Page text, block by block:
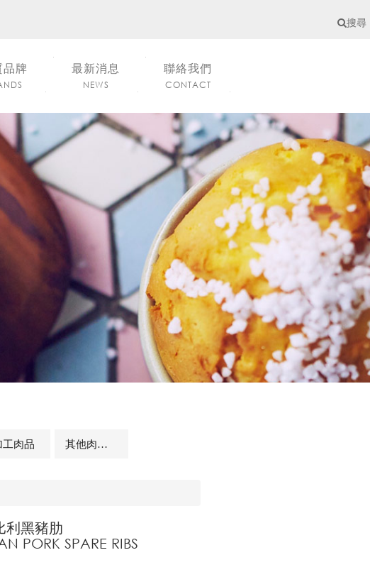
搜尋
牌 最新消息
NEWS
聯絡我們
CONTACT
工肉品 其他肉品及相關商品
利黑豬肋
PORK SPARE RIBS